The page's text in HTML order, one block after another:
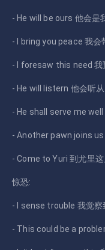
- He will be ours 他会是
- I bring you peace 我会
- I foresaw this need 我
- He will listern 他会听
- He shall serve me
- Another pawn joins
- Come to Yuri 到尤里
惊恐:
- I sense trouble 我觉察
- This could be a